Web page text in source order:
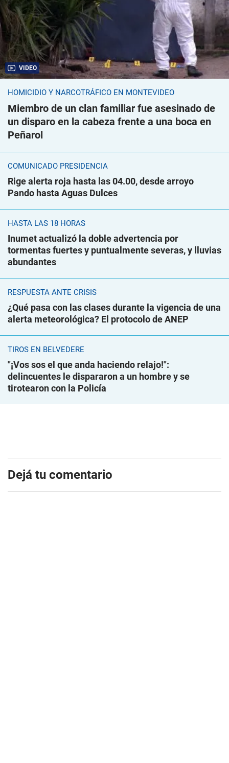
VIDEO
HOMICIDIO Y NARCOTRÁFICO EN MONTEVIDEO
Miembro de un clan familiar fue asesinado de
un disparo en la cabeza frente a una boca en
Peñarol
COMUNICADO PRESIDENCIA
Rige alerta roja hasta las 04.00, desde arroyo
Pando hasta Aguas Dulces
HASTA LAS 18 HORAS
Inumet actualizó la doble advertencia por
tormentas fuertes y puntualmente severas, y lluvias
abundantes
RESPUESTA ANTE CRISIS
¿Qué pasa con las clases durante la vigencia de una
alerta meteorológica? El protocolo de ANEP
TIROS EN BELVEDERE
"¡Vos sos el que anda haciendo relajo!":
delincuentes le dispararon a un hombre y se
tirotearon con la Policía
Dejá tu comentario